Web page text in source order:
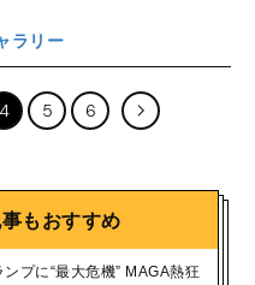
ラリー
4 5 6
もおすすめ
ンプに“最大危機” MAGA熱狂